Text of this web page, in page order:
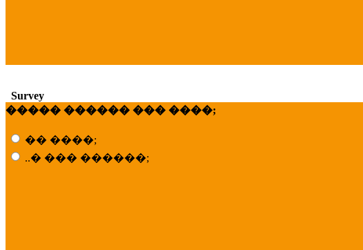
Survey
����� ������ ��� ����;
�� ����;
..� ��� ������;